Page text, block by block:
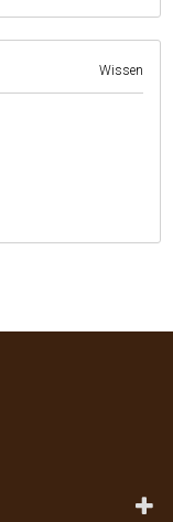
Wissen